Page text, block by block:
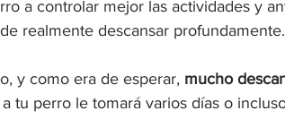
a controlar mejor las actividades y
realmente descansar profundamente.
y como era de esperar, mucho
tu perro le tomará varios días o